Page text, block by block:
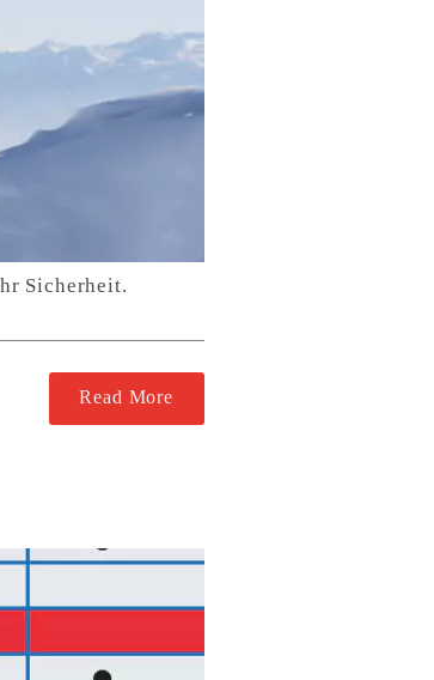
Sicherheit.
Read More